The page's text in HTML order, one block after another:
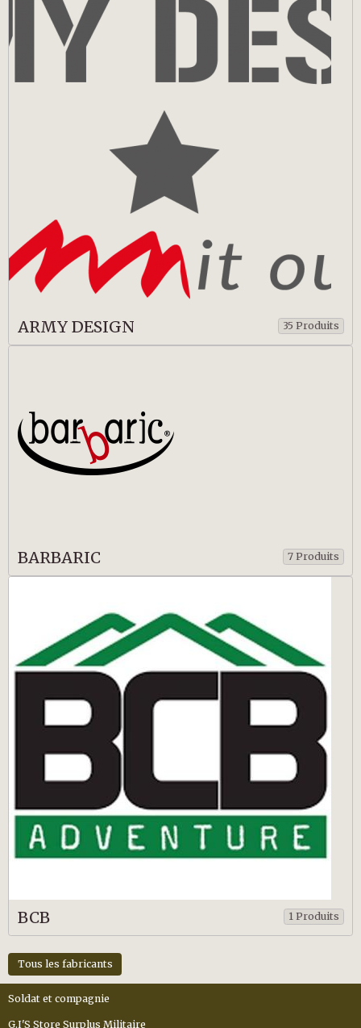
ARMY DESIGN 35 Produits
BARBARIC 7 Produits
BCB 1 Produits
Tous les fabricants
Soldat et compagnie
G.I'S Store Surplus Militaire